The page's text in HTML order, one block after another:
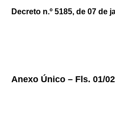
Decreto n.º 5185, de 07 de
Anexo Único – Fls. 01/02